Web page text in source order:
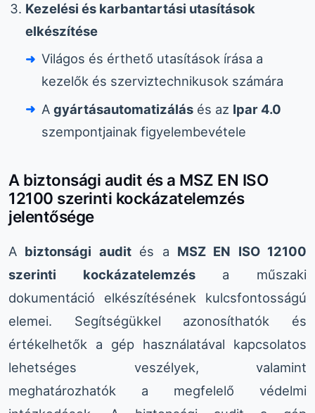
Kezelési és karbantartási utasítások
elkészítése
Világos és érthető utasítások írása a
kezelők és szerviztechnikusok számára
Agyártásautomatizálás és az Ipar 4.0
szempontjainak figyelembevétele
A biztonsági audit és a MSZ EN ISO
12100 szerinti kockázatelemzés
jelentősége
A biztonsági audités a MSZ EN ISO 12100
szerinti kockázatelemzésa műszaki
dokumentáció elkészítésének kulcsfontosságú
elemei. Segítségükkel azonosíthatók és
értékelhetők a gép használatával kapcsolatos
lehetséges veszélyek, valamint
meghatározhatók a megfelelő védelmi